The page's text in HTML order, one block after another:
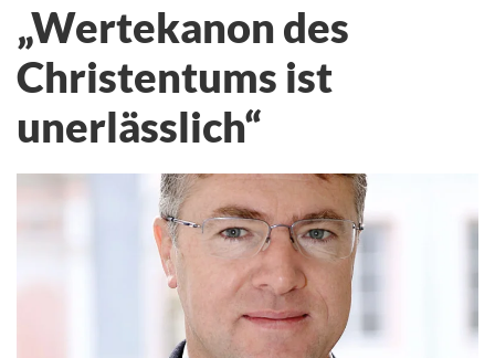
„Wertekanon des
Christentums ist
unerlässlich“